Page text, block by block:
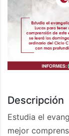
Descripción
Estudia el
mejor